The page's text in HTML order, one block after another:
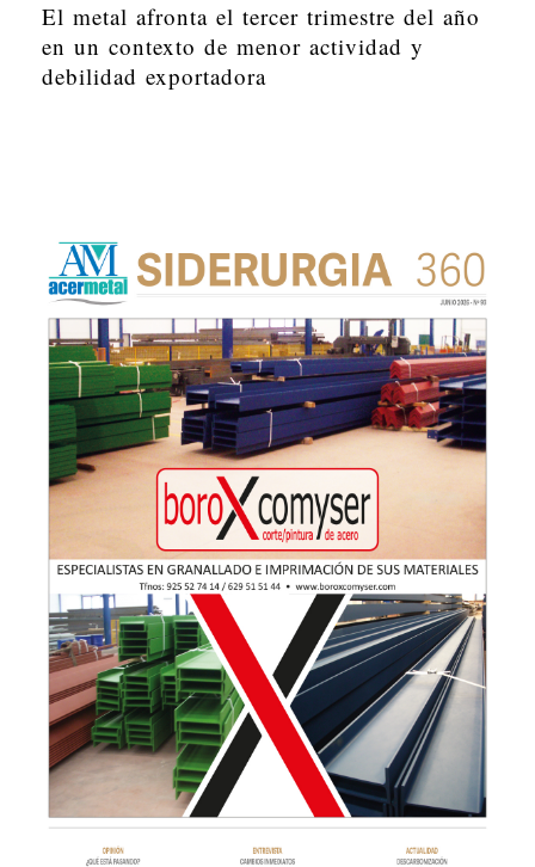
El metal afronta el tercer trimestre del año
en un contexto de menor actividad y
debilidad exportadora